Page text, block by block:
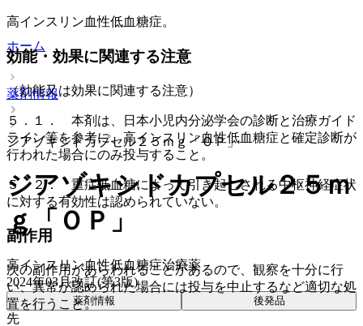
高インスリン血性低血糖症。
効能・効果に関連する注意
（効能又は効果に関連する注意）
５．１． 本剤は、日本小児内分泌学会の診断と治療ガイド
ライン等を参考に、高インスリン血性低血糖症と確定診断が
行われた場合にのみ投与すること。
５．２． 重症低血糖によって引き起こされる中枢神経症状
に対する有効性は認められていない。
副作用
次の副作用があらわれることがあるので、観察を十分に行
い、異常が認められた場合には投与を中止するなど適切な処
置を行うこと。
ホーム
薬剤情報
ジアゾキシドカプセル２５ｍｇ「ＯＰ」
ジアゾキシドカプセル２５ｍ
ｇ「ＯＰ」
高インスリン血性低血糖症治療薬
2024年03月改訂(第3版)
薬剤情報 後発品
先